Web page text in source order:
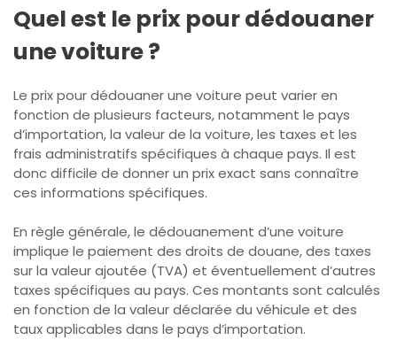
Quel est le prix pour dédouaner
une voiture ?
Le prix pour dédouaner une voiture peut varier en
fonction de plusieurs facteurs, notamment le pays
d’importation, la valeur de la voiture, les taxes et les
frais administratifs spécifiques à chaque pays. Il est
donc difficile de donner un prix exact sans connaître
ces informations spécifiques.
En règle générale, le dédouanement d’une voiture
implique le paiement des droits de douane, des taxes
sur la valeur ajoutée (TVA) et éventuellement d’autres
taxes spécifiques au pays. Ces montants sont calculés
en fonction de la valeur déclarée du véhicule et des
taux applicables dans le pays d’importation.